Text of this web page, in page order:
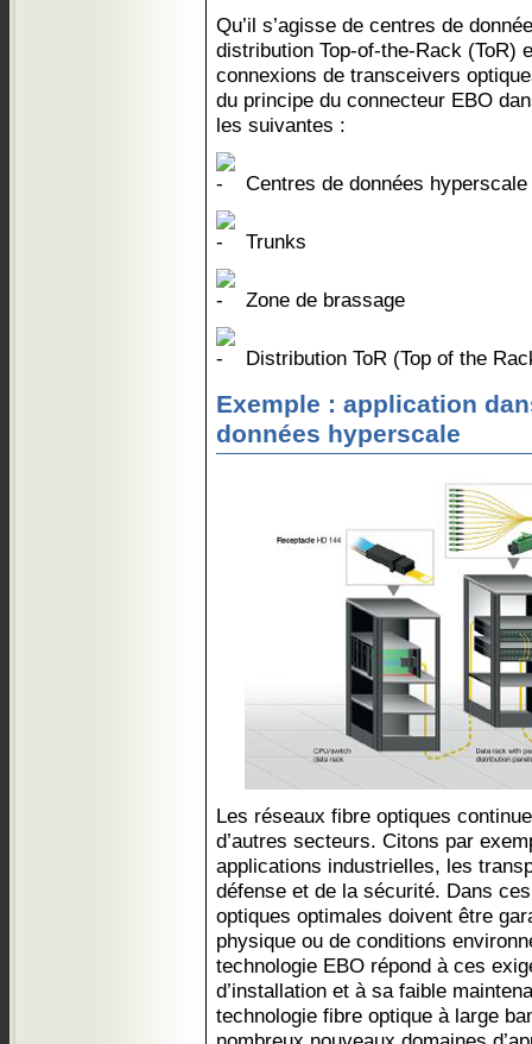
Qu’il s’agisse de centres de
distribution Top-of-the-Rack (ToR)
connexions de transceivers
du principe du connecteur EBO
les suivantes :
Centres de données hyperscale
Trunks
Zone de brassage
Distribution ToR (Top of the
Exemple : application
données hyperscale
Les réseaux fibre optiques
d’autres secteurs. Citons par
applications industrielles, les
défense et de la sécurité. Dans
optiques optimales doivent être
physique ou de conditions
technologie EBO répond à ces
d’installation et à sa faible
technologie fibre optique à large